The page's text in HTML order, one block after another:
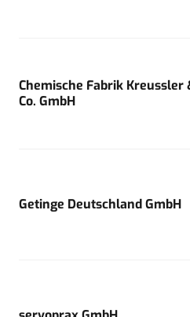
Chemische Fabrik Kreussler
Co. GmbH
Getinge Deutschland GmbH